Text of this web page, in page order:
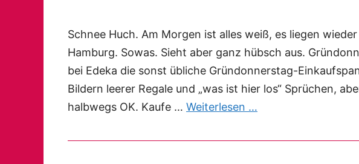
Schnee Huch. Am Morgen ist alles weiß, es liegen
Hamburg. Sowas. Sieht aber ganz hübsch aus.
bei Edeka die sonst übliche Gründonnerstag-
Bildern leerer Regale und „was ist hier los“ Sprüchen,
halbwegs OK. Kaufe … Weiterlesen …